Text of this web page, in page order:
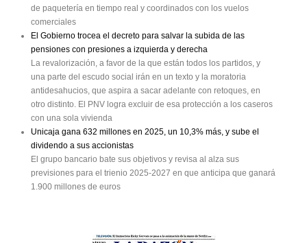
de paquetería en tiempo real y coordinados con los vuelos
comerciales
El Gobierno trocea el decreto para salvar la subida de las
pensiones con presiones a izquierda y derecha
La revalorización, a favor de la que están todos los partidos, y
una parte del escudo social irán en un texto y la moratoria
antidesahucios, que aspira a sacar adelante con retoques, en
otro distinto. El PNV logra excluir de esa protección a los caseros
con una sola vivienda
Unicaja gana 632 millones en 2025, un 10,3% más, y sube el
dividendo a sus accionistas
El grupo bancario bate sus objetivos y revisa al alza sus
previsiones para el trienio 2025-2027 en que anticipa que ganará
1.900 millones de euros